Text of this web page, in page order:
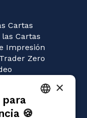
Cartas
Cartas
Impresión
Zero
ITALIAN
×
para
🍪